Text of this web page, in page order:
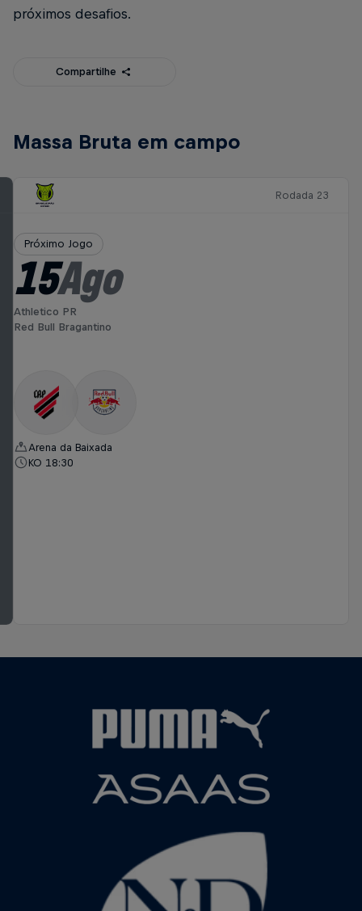
próximos desafios.
Compartilhe
Massa Bruta em campo
Rodada 23
Próximo Jogo
15Ago
Athletico PR
Red Bull Bragantino
Arena da Baixada
KO 18:30